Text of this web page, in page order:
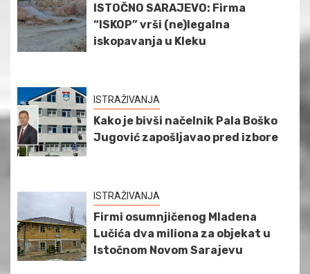
ISTOČNO SARAJEVO: Firma
“ISKOP” vrši (ne)legalna
iskopavanja u Kleku
ISTRAŽIVANJA
Kako je bivši načelnik Pala Boško
Jugović zapošljavao pred izbore
ISTRAŽIVANJA
Firmi osumnjičenog Mladena
Lučića dva miliona za objekat u
Istočnom Novom Sarajevu